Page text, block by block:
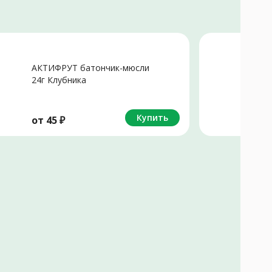
АКТИФРУТ батончик-мюсли
24г Клубника
от 45₽ Купить